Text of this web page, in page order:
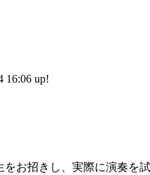
16:06 up!
お招きし、実際に演奏を試